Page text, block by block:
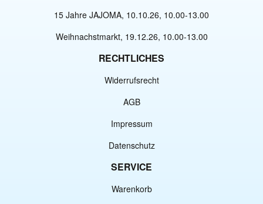
15 Jahre JAJOMA, 10.10.26, 10.00-13.00
Weihnachstmarkt, 19.12.26, 10.00-13.00
RECHTLICHES
Widerrufsrecht
AGB
Impressum
Datenschutz
SERVICE
Warenkorb